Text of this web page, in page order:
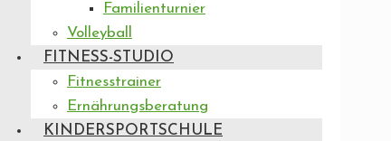
Familienturnier
Volleyball
FITNESS-STUDIO
Fitnesstrainer
Ernährungsberatung
KINDERSPORTSCHULE